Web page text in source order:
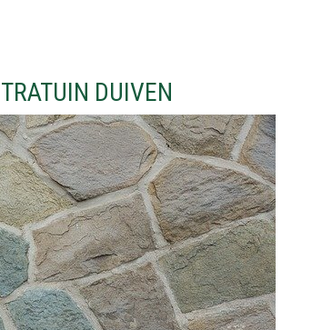
DUIVEN